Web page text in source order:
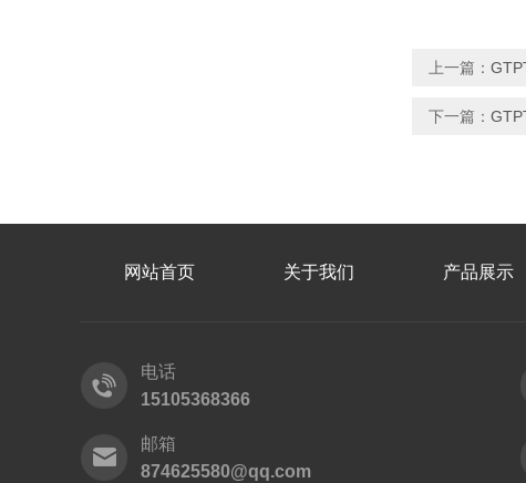
上一篇：
下一篇：
网站首页 关于我们 产品展示
电话
15105368366
邮箱
874625580@qq.com